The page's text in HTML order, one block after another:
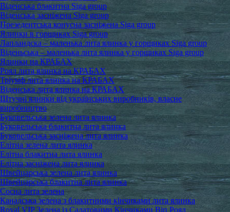
Віденська блакитна Siga group
Віденська засніжена Siga group
Презедентська конусна засніжена Siga group
Ялинки в горщиках Siga group
Лапландска – маленька лита ялинка у горщиках Siga group
Віденьська – маленька лита ялинка у горщиках Siga group
Ялинки на КРАБАХ
Роял лита ялинка на КРАБАХ
Тріумф лита ялинка на КРАБАХ
Віденська лита ялинка на КРАБАХ
Штучні ялинки від українських виробників, власне
виробництво
Буковельська зелена лита ялинка
Буковельська блакитна лита ялинка
Буковельська засніжена лита ялинка
Елітна зелена лита ялинка
Елітна блакитна лита ялинка
Елітна засніжена лита ялинка
Швейцарська зелена лита ялинка
Швейцарська блакитна лита ялинка
Сосна лита зелена
Канадська зелена з блакитними кінчиками лита ялинка
Royal VIP Зелена із Салатовими Кінчиками Віп Роял